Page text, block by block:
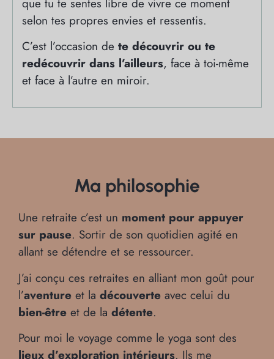
selon tes propres envies et ressentis.
C’est l’occasion de te découvrir ou te
redécouvrir dans l’ailleurs, face à toi-même
et face à l’autre en miroir.
Ma philosophie
Une retraite c’est un moment pour appuyer
sur pause. Sortir de son quotidien agité en
allant se détendre et se ressourcer.
J’ai conçu ces retraites en alliant mon goût pour
l’aventure et la découverte avec celui du
bien-être et de la détente.
Pour moi le voyage comme le yoga sont des
lieux d’exploration intérieurs. Ils me